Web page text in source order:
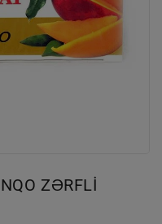
ZƏRFLİ